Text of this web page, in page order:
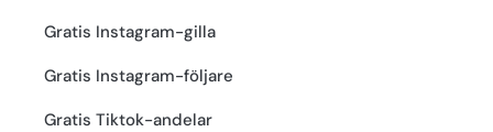
Gratis Instagram-gilla
Gratis Instagram-följare
Gratis Tiktok-andelar